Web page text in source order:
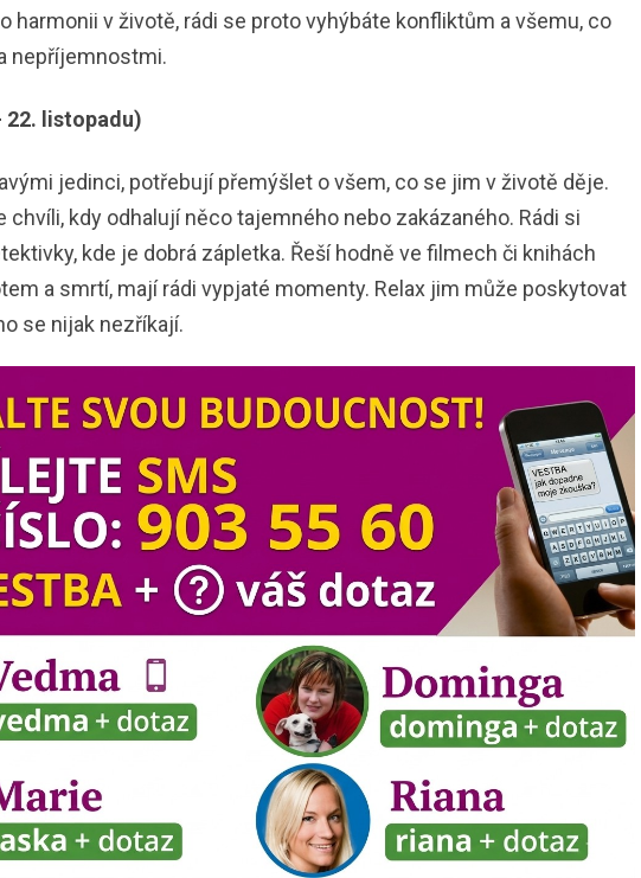
harmonii v životě, rádi se proto vyhýbáte konfliktům a všemu, co
nepříjemnostmi.
22. listopadu)
jedinci, potřebují přemýšlet o všem, co se jim v životě děje.
chvíli, kdy odhalují něco tajemného nebo zakázaného. Rádi si
kde je dobrá zápletka. Řeší hodně ve filmech či knihách
a smrtí, mají rádi vypjaté momenty. Relax jim může poskytovat
se nijak nezříkají.